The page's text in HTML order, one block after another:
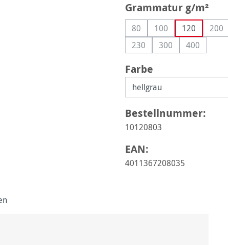
Grammatur g/m²
80(Diese Option ist zurzeit
100(Diese Option ist
120 200
230(Diese Option ist zurzeit
300(Diese Option ist
400(Diese
Farbe
Bestellnummer:
10120803
EAN:
4011367208035